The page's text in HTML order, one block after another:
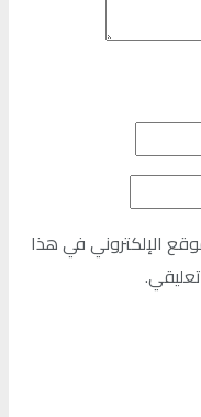
الإلكتروني في هذا